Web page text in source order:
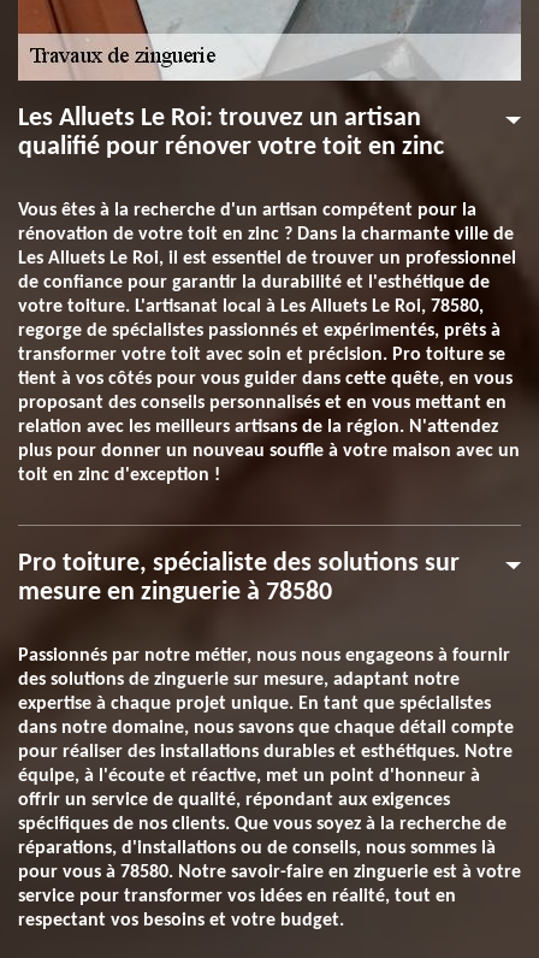
Les Alluets Le Roi: trouvez un artisan
qualifié pour rénover votre toit en zinc
Vous êtes à la recherche d'un artisan compétent pour la
rénovation de votre toit en zinc ? Dans la charmante ville de
Les Alluets Le Roi, il est essentiel de trouver un professionnel
de confiance pour garantir la durabilité et l'esthétique de
votre toiture. L'artisanat local à Les Alluets Le Roi, 78580,
regorge de spécialistes passionnés et expérimentés, prêts à
transformer votre toit avec soin et précision. Pro toiture se
tient à vos côtés pour vous guider dans cette quête, en vous
proposant des conseils personnalisés et en vous mettant en
relation avec les meilleurs artisans de la région. N'attendez
plus pour donner un nouveau souffle à votre maison avec un
toit en zinc d'exception !
Pro toiture, spécialiste des solutions sur
mesure en zinguerie à 78580
Passionnés par notre métier, nous nous engageons à fournir
des solutions de zinguerie sur mesure, adaptant notre
expertise à chaque projet unique. En tant que spécialistes
dans notre domaine, nous savons que chaque détail compte
pour réaliser des installations durables et esthétiques. Notre
équipe, à l'écoute et réactive, met un point d'honneur à
offrir un service de qualité, répondant aux exigences
spécifiques de nos clients. Que vous soyez à la recherche de
réparations, d'installations ou de conseils, nous sommes là
pour vous à 78580. Notre savoir-faire en zinguerie est à votre
service pour transformer vos idées en réalité, tout en
respectant vos besoins et votre budget.